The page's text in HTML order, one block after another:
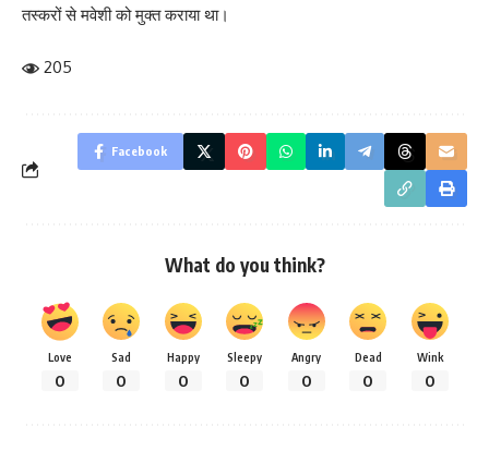
तस्करों से मवेशी को मुक्त कराया था।
205
Facebook
What do you think?
Love
0
Sad
0
Happy
0
Sleepy
0
Angry
0
Dead
0
Wink
0